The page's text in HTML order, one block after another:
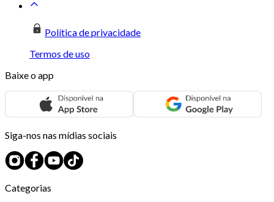
Política de privacidade
Termos de uso
Baixe o app
Siga-nos nas mídias sociais
Categorias